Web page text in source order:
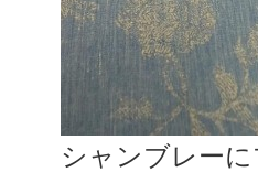
シャンブレー